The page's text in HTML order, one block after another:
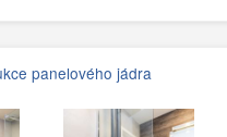
panelového jádra